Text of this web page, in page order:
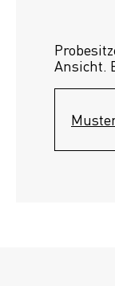
Ansicht.